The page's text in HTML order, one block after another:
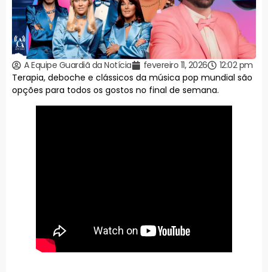
A Equipe Guardiã da Notícia fevereiro 11, 2026
12:02 pm
Terapia, deboche e clássicos da música pop mundial são
opções para todos os gostos no final de semana.